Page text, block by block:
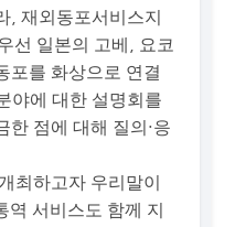
, 재외동포서비스지
선 일본의 고베, 요코
포를 화상으로 연결
야에 대한 설명회를
한 점에 대해 질의·응
최하고자 우리말이
역 서비스도 함께 지